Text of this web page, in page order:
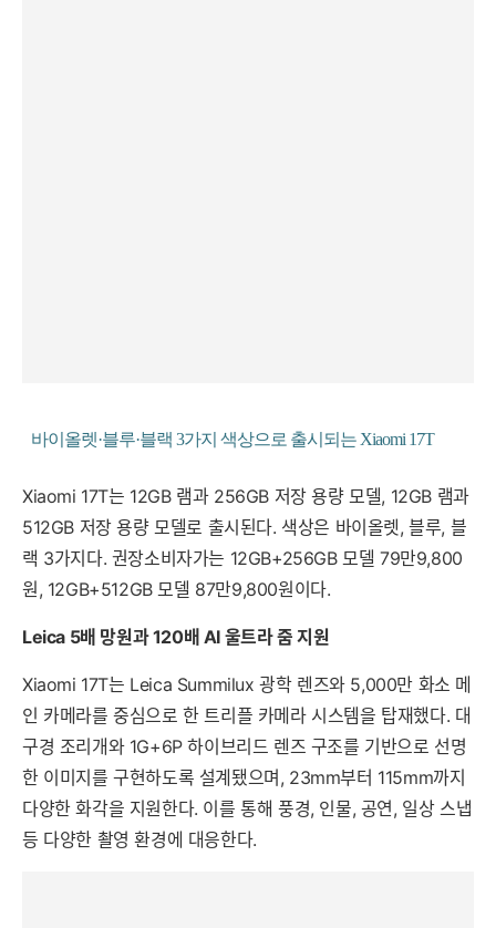
바이올렛·블루·블랙 3가지 색상으로 출시되는 Xiaomi 17T
Xiaomi 17T는 12GB 램과 256GB 저장 용량 모델, 12GB 램과
512GB 저장 용량 모델로 출시된다. 색상은 바이올렛, 블루, 블
랙 3가지다. 권장소비자가는 12GB+256GB 모델 79만9,800
원, 12GB+512GB 모델 87만9,800원이다.
Leica 5배 망원과 120배 AI 울트라 줌 지원
Xiaomi 17T는 Leica Summilux 광학 렌즈와 5,000만 화소 메
인 카메라를 중심으로 한 트리플 카메라 시스템을 탑재했다. 대
구경 조리개와 1G+6P 하이브리드 렌즈 구조를 기반으로 선명
한 이미지를 구현하도록 설계됐으며, 23mm부터 115mm까지
다양한 화각을 지원한다. 이를 통해 풍경, 인물, 공연, 일상 스냅
등 다양한 촬영 환경에 대응한다.